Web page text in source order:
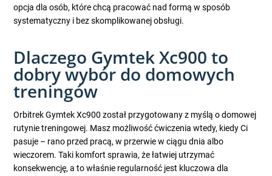
opcja dla osób, które chcą pracować nad formą w sposób
systematyczny i bez skomplikowanej obsługi.
Dlaczego Gymtek Xc900 to
dobry wybór do domowych
treningów
Orbitrek Gymtek Xc900 został przygotowany z myślą o domowej
rutynie treningowej. Masz możliwość ćwiczenia wtedy, kiedy Ci
pasuje – rano przed pracą, w przerwie w ciągu dnia albo
wieczorem. Taki komfort sprawia, że łatwiej utrzymać
konsekwencję, a to właśnie regularność jest kluczowa dla